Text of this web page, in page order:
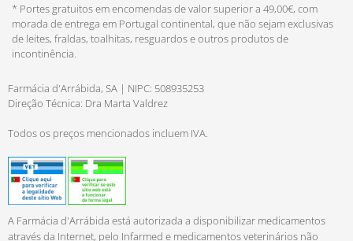
* Portes gratuitos em encomendas de valor superior a 49,00€, com
morada de entrega em Portugal continental, que não sejam exclusivas
de leites, fraldas, toalhitas, resguardos e outros produtos de
incontinência.
Farmácia d'Arrábida, SA | NIPC: 508935253
Direção Técnica: Dra Marta Valdrez
Todos os preços mencionados incluem IVA.
A Farmácia d'Arrábida está autorizada a disponibilizar medicamentos
através da Internet, pelo Infarmed e medicamentos veterinários não